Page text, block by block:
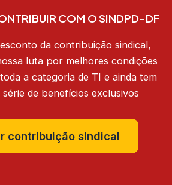
COM O SINDPD-DF
da contribuição sindical,
luta por melhores condições
a categoria de TI e ainda tem
de benefícios exclusivos
contribuição sindical